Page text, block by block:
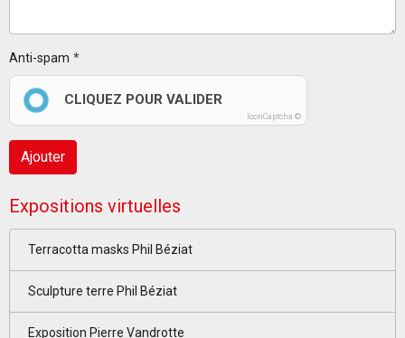
Anti-spam
CLIQUEZ POUR VALIDER
IconCaptcha ©
Ajouter
Expositions virtuelles
Terracotta masks Phil Béziat
Sculpture terre Phil Béziat
Exposition Pierre Vandrotte